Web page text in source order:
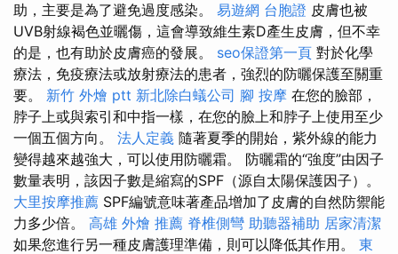
助，主要是為了避免過度感染。 易遊網 台胞證 皮膚也被
UVB射線褐色並曬傷，這會導致維生素D產生皮膚，但不幸
的是，也有助於皮膚癌的發展。 seo保證第一頁 對於化學
療法，免疫療法或放射療法的患者，強烈的防曬保護至關重
要。 新竹 外燴 ptt 新北除白蟻公司 腳 按摩 在您的臉部，
脖子上或與索引和中指一樣，在您的臉上和脖子上使用至少
一個五個方向。 法人定義 隨著夏季的開始，紫外線的能力
變得越來越強大，可以使用防曬霜。 防曬霜的“強度”由因子
數量表明，該因子數是縮寫的SPF（源自太陽保護因子）。
大里按摩推薦 SPF編號意味著產品增加了皮膚的自然防禦能
力多少倍。 高雄 外燴 推薦 脊椎側彎 助聽器補助 居家清潔
如果您進行另一種皮膚護理準備，則可以降低其作用。 東